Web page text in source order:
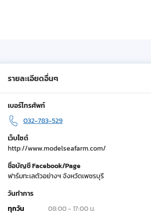
รายละเอียดอื่นๆ
เบอร์โทรศัพท์
032-783-529
เว็บไซต์
http://www.modelseafarm.com/
ชื่อบัญชี Facebook/Page
ฟาร์มทะเลตัวอย่างฯ จังหวัดเพชรบุรี
วันทำการ
ทุกวัน
08:00 - 17:00 น.